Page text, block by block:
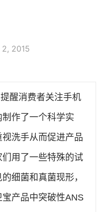
2015
醒消费者关注手机
作了一个科学实
洗手从而促进产品
用了一些特殊的试
细菌和真菌现形，
产品中突破性ANS